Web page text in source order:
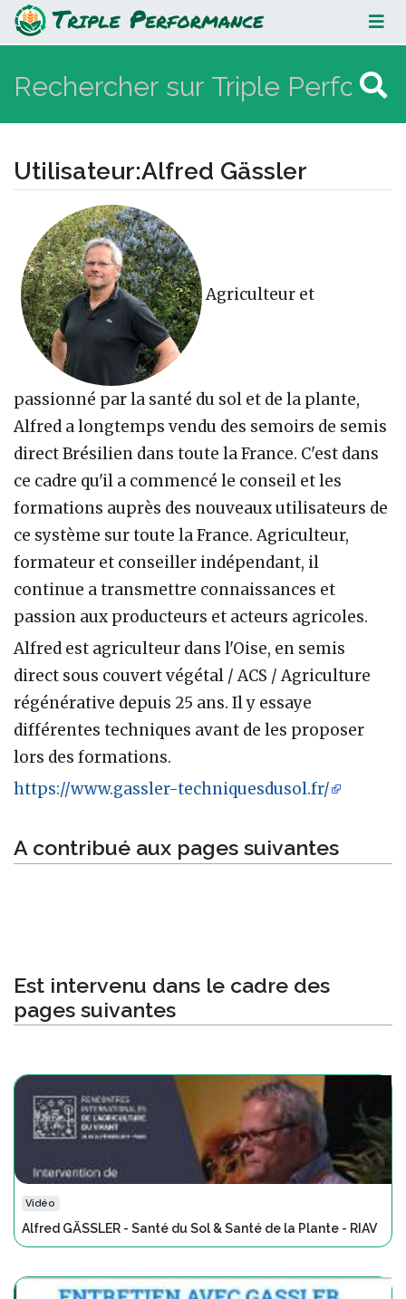
Alfred Gässler
Utilisateur:Alfred Gässler
Aller à :navigation,rechercher
Agriculteur et
passionné par la santé du sol et de la plante,
Alfred a longtemps vendu des semoirs de semis
direct Brésilien dans toute la France. C'est dans
ce cadre qu'il a commencé le conseil et les
formations auprès des nouveaux utilisateurs de
ce système sur toute la France. Agriculteur,
formateur et conseiller indépendant, il
continue a transmettre connaissances et
passion aux producteurs et acteurs agricoles.
Alfred est agriculteur dans l'Oise, en semis
direct sous couvert végétal / ACS / Agriculture
régénérative depuis 25 ans. Il y essaye
différentes techniques avant de les proposer
lors des formations.
https://www.gassler-techniquesdusol.fr/
A contribué aux pages suivantes
Est intervenu dans le cadre des
pages suivantes
Vidéo
Alfred GÄSSLER - Santé du Sol & Santé de la Plante - RIAV